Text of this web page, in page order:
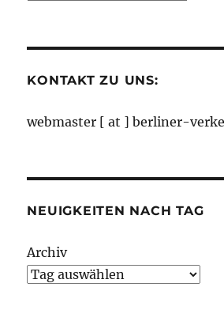
KONTAKT ZU UNS:
webmaster [ at ] berliner-
NEUIGKEITEN NACH TAG
Archiv